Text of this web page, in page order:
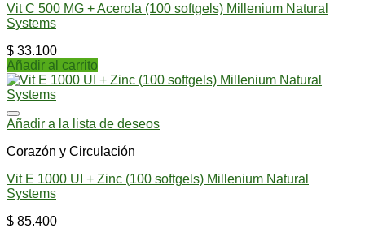
Vit C 500 MG + Acerola (100 softgels) Millenium Natural
Systems
$ 33.100
Añadir al carrito
Añadir a la lista de deseos
Corazón y Circulación
Vit E 1000 UI + Zinc (100 softgels) Millenium Natural
Systems
$ 85.400